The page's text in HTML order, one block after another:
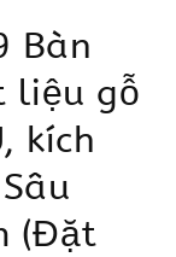
Bàn
liệu gỗ
kích
(Đặt